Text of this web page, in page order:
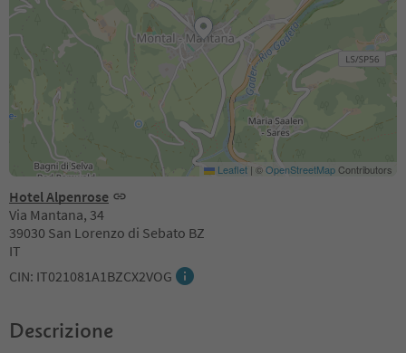
Hotel Alpenrose
Via Mantana, 34
39030 San Lorenzo di Sebato BZ
IT
CIN: IT021081A1BZCX2VOG
Leaflet | ©OpenStreetMapContributors
Descrizione